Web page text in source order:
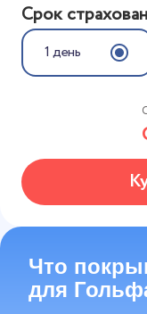
Срок
1 день
Что
для